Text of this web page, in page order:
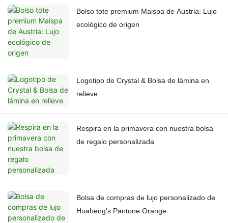
Bolso tote premium Maispa de Austria: Lujo
ecológico de origen
Logotipo de Crystal & Bolsa de lámina en
relieve
Respira en la primavera con nuestra bolsa
de regalo personalizada
Bolsa de compras de lujo personalizado de
Huaheng's Pantone Orange.